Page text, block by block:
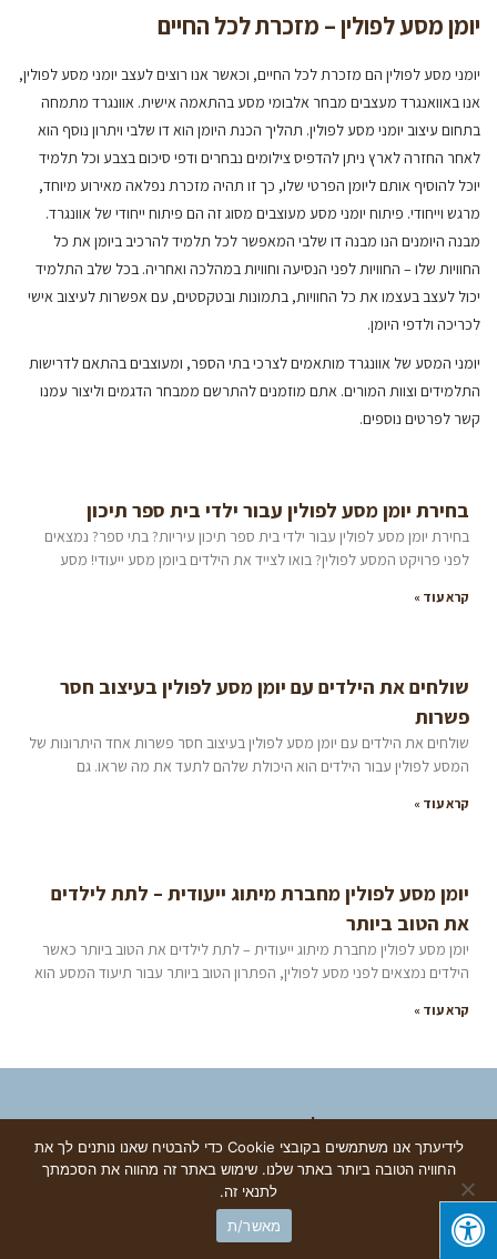
יומן מסע לפולין – מזכרת לכל החיים
יומני מסע לפולין הם מזכרת לכל החיים, וכאשר אנו רוצים לעצב יומני מסע לפולין,
אנו באוואנגרד מעצבים מבחר אלבומי מסע בהתאמה אישית. אוונגרד מתמחה
בתחום עיצוב יומני מסע לפולין. תהליך הכנת היומן הוא דו שלבי ויתרון נוסף הוא
לאחר החזרה לארץ ניתן להדפיס צילומים נבחרים ודפי סיכום בצבע וכל תלמיד
יוכל להוסיף אותם ליומן הפרטי שלו, כך זו תהיה מזכרת נפלאה מאירוע מיוחד,
מרגש וייחודי. פיתוח יומני מסע מעוצבים מסוג זה הם פיתוח ייחודי של אוונגרד.
מבנה היומנים הנו מבנה דו שלבי המאפשר לכל תלמיד להרכיב ביומן את כל
החוויות שלו – החוויות לפני הנסיעה וחוויות במהלכה ואחריה. בכל שלב התלמיד
יכול לעצב בעצמו את כל החוויות, בתמונות ובטקסטים, עם אפשרות לעיצוב אישי
לכריכה ולדפי היומן.
יומני המסע של אוונגרד מותאמים לצרכי בתי הספר, ומעוצבים בהתאם לדרישות
התלמידים וצוות המורים. אתם מוזמנים להתרשם ממבחר הדגמים וליצור עמנו
קשר לפרטים נוספים.
בחירת יומן מסע לפולין עבור ילדי בית ספר תיכון
בחירת יומן מסע לפולין עבור ילדי בית ספר תיכון עיריות? בתי ספר? נמצאים
לפני פרויקט המסע לפולין? בואו לצייד את הילדים ביומן מסע ייעודי! מסע
קרא עוד »
שולחים את הילדים עם יומן מסע לפולין בעיצוב חסר
פשרות
שולחים את הילדים עם יומן מסע לפולין בעיצוב חסר פשרות אחד היתרונות של
המסע לפולין עבור הילדים הוא היכולת שלהם לתעד את מה שראו. גם
קרא עוד »
יומן מסע לפולין מחברת מיתוג ייעודית – לתת לילדים
את הטוב ביותר
יומן מסע לפולין מחברת מיתוג ייעודית – לתת לילדים את הטוב ביותר כאשר
הילדים נמצאים לפני מסע לפולין, הפתרון הטוב ביותר עבור תיעוד המסע הוא
קרא עוד »
מוצרי פרסום ומיתוג לעסקים
מחברות ממותגות
קלסרים ממותגים
פנקסים ממותגים
לידיעתך אנו משתמשים בקובצי Cookie כדי להבטיח שאנו נותנים לך את
החוויה הטובה ביותר באתר שלנו. שימוש באתר זה מהווה את הסכמתך
לתנאי זה.
מאשר/ת